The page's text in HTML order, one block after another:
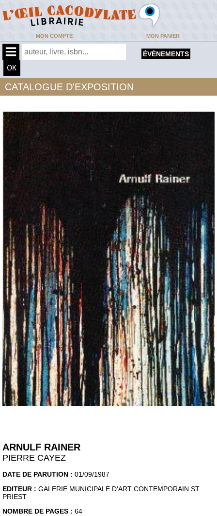
MON COMPTE MON PANIER
ÉVÈNEMENTS
CATALOGUE D'EXPOSITION
ARNULF RAINER
PIERRE CAYEZ
DATE DE PARUTION : 01/09/1987
EDITEUR : GALERIE MUNICIPALE D'ART CONTEMPORAIN ST
PRIEST
NOMBRE DE PAGES : 64